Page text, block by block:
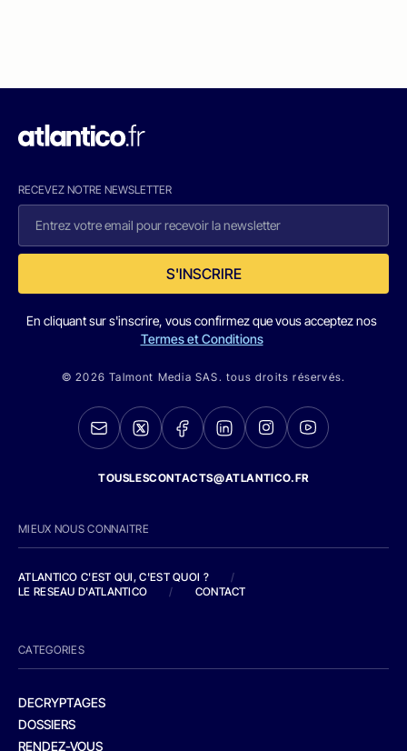
RECEVEZ NOTRE NEWSLETTER
S'INSCRIRE
En cliquant sur s'inscrire, vous confirmez que vous acceptez nos
Termes et Conditions
© 2026 Talmont Media SAS. tous droits réservés.
TOUSLESCONTACTS@ATLANTICO.FR
MIEUX NOUS CONNAITRE
ATLANTICO C'EST QUI, C'EST QUOI ?
/
LE RESEAU D'ATLANTICO
/ CONTACT
CATEGORIES
DECRYPTAGES
DOSSIERS
RENDEZ-VOUS